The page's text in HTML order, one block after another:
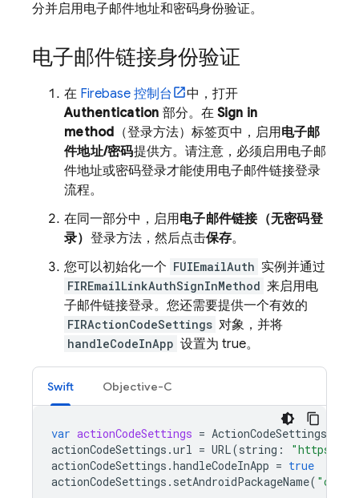
分并启用电子邮件地址和密码身份验证。
电子邮件链接身份验证
在 Firebase 控制台
中，打开
Authentication 部分。在 Sign in
method （登录方法）标签页中，启用电子邮
件地址/密码提供方。请注意，必须启用电子邮
件地址或密码登录才能使用电子邮件链接登录
流程。
在同一部分中，启用电子邮件链接（无密码登
录） 登录方法，然后点击保存。
您可以初始化一个 FUIEmailAuth 实例并通过
FIREmailLinkAuthSignInMethod 来启用电
子邮件链接登录。您还需要提供一个有效的
FIRActionCodeSettings 对象，并将
handleCodeInApp 设置为 true。
Swift Objective-C
var actionCodeSettings = ActionCodeSettings
actionCodeSettings .url = URL(string :
"https://
actionCodeSettings .handleCodeInApp = true
actionCodeSettings . setAndroidPackageName(